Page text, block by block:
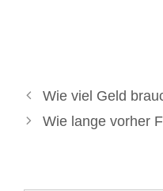
Wie viel Geld
Wie lange vorher